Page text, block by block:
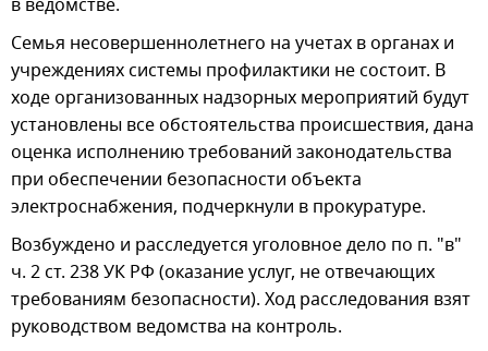
в ведомстве.
Семья несовершеннолетнего на учетах в органах и
учреждениях системы профилактики не состоит. В
ходе организованных надзорных мероприятий будут
установлены все обстоятельства происшествия, дана
оценка исполнению требований законодательства
при обеспечении безопасности объекта
электроснабжения, подчеркнули в прокуратуре.
Возбуждено и расследуется уголовное дело по п. "в"
ч. 2 ст. 238 УК РФ (оказание услуг, не отвечающих
требованиям безопасности). Ход расследования взят
руководством ведомства на контроль.